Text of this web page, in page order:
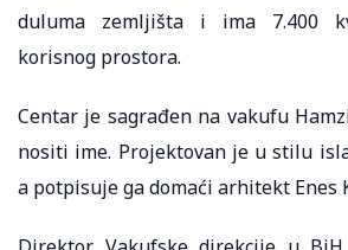
duluma zemljišta i ima 7.400
korisnog prostora.
Centar je sagrađen na vakufu
nositi ime. Projektovan je u stilu
a potpisuje ga domaći arhitekt Enes